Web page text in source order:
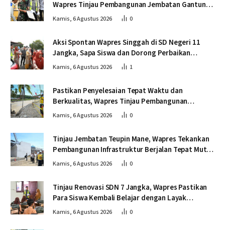
Wapres Tinjau Pembangunan Jembatan Gantung
Kendawi
Kamis, 6 Agustus 2026 0
Aksi Spontan Wapres Singgah di SD Negeri 11
Jangka, Sapa Siswa dan Dorong Perbaikan
Sekolah
Kamis, 6 Agustus 2026 1
Pastikan Penyelesaian Tepat Waktu dan
Berkualitas, Wapres Tinjau Pembangunan
Jembatan Lumut
Kamis, 6 Agustus 2026 0
Tinjau Jembatan Teupin Mane, Wapres Tekankan
Pembangunan Infrastruktur Berjalan Tepat Mutu
dan Tepat Waktu
Kamis, 6 Agustus 2026 0
Tinjau Renovasi SDN 7 Jangka, Wapres Pastikan
Para Siswa Kembali Belajar dengan Layak
Pascabencana
Kamis, 6 Agustus 2026 0